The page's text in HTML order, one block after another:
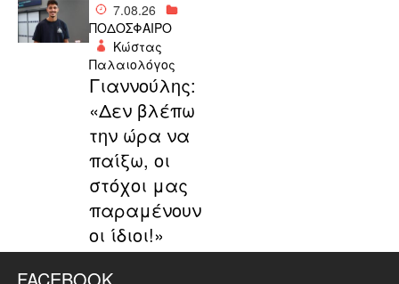
7.08.26
ΠΟΔΟΣΦΑΙΡΟ
Κώστας
Παλαιολόγος
Γιαννούλης:
«Δεν βλέπω
την ώρα να
παίξω, οι
στόχοι μας
παραμένουν
οι ίδιοι!»